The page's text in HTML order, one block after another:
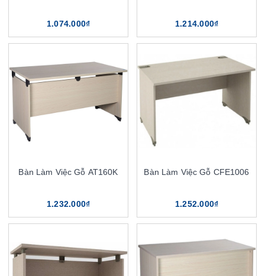
1.074.000₫ 1.214.000₫
Bàn Làm Việc Gỗ AT160K
1.232.000₫
Bàn Làm Việc Gỗ CFE1006
1.252.000₫